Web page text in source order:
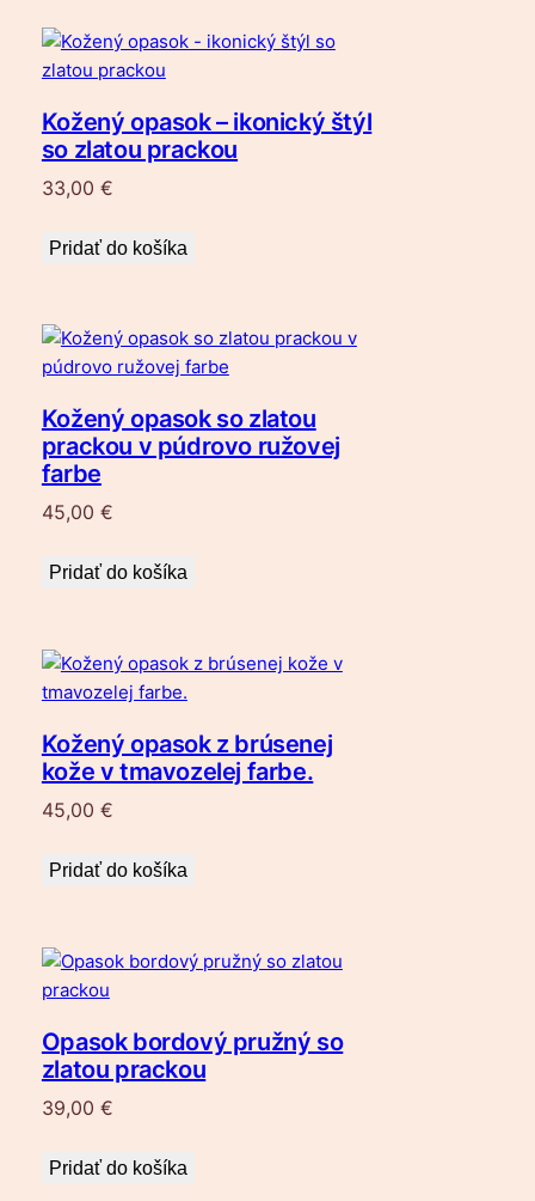
Kožený opasok – ikonický štýl
so zlatou prackou
33,00 €
Pridať do košíka
Kožený opasok so zlatou
prackou v púdrovo ružovej
farbe
45,00 €
Pridať do košíka
Kožený opasok z brúsenej
kože v tmavozelej farbe.
45,00 €
Pridať do košíka
Opasok bordový pružný so
zlatou prackou
39,00 €
Pridať do košíka